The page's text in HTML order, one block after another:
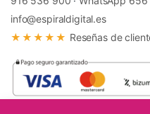
info@espiraldigital.es
★★★★★ Reseñas de